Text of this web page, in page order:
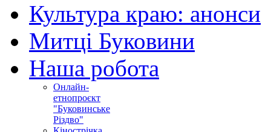
Культура краю: анонси
Митці Буковини
Наша робота
Онлайн-
етнопроєкт
"Буковинське
Різдво"